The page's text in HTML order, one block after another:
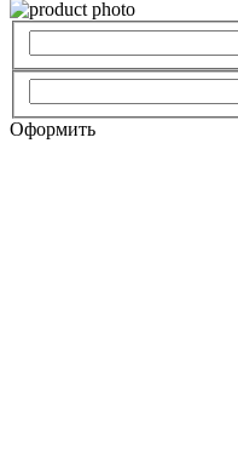
Оформить